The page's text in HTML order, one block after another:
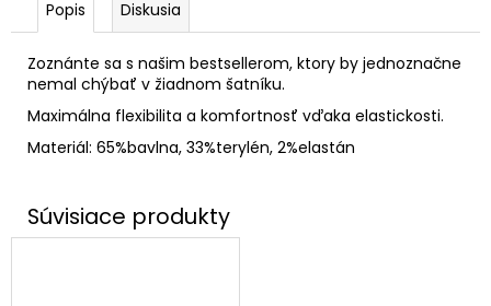
Popis Diskusia
Zoznánte sa s našim bestsellerom, ktory by jednoznačne
nemal chýbať v žiadnom šatníku.
Maximálna flexibilita a komfortnosť vďaka elastickosti.
Materiál: 65%bavlna, 33%terylén, 2%elastán